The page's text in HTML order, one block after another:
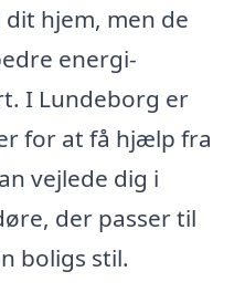
hjem, men de
energi-
I Lundeborg er
for at få hjælp fra
vejlede dig i
der passer til
boligs stil.